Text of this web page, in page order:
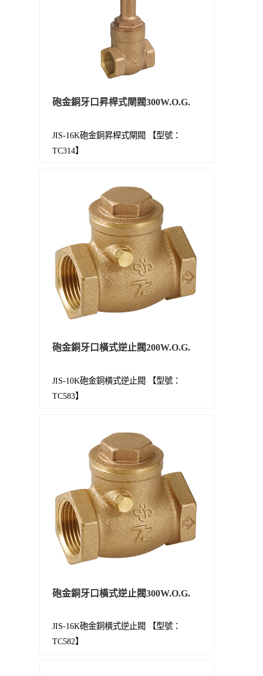
砲金銅牙口昇桿式閘閥300W.O.G.
JIS-16K砲金銅昇桿式閘閥 【型號：
TC314】
砲金銅牙口橫式逆止閥200W.O.G.
JIS-10K砲金銅橫式逆止閥 【型號：
TC583】
砲金銅牙口橫式逆止閥300W.O.G.
JIS-16K砲金銅橫式逆止閥 【型號：
TC582】